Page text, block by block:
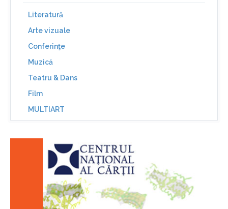
Literatură
Arte vizuale
Conferinţe
Muzică
Teatru & Dans
Film
MULTIART